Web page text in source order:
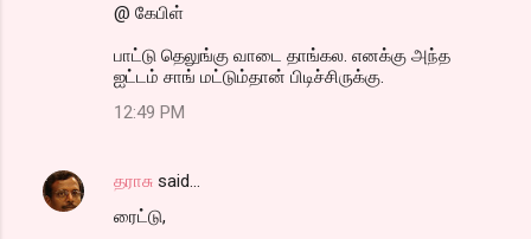
@ கேபிள்
பாட்டு தெலுங்கு வாடை தாங்கல. எனக்கு அந்த
ஐட்டம் சாங் மட்டும்தான் பிடிச்சிருக்கு.
12:49 PM
தராசு said…
ரைட்டு,